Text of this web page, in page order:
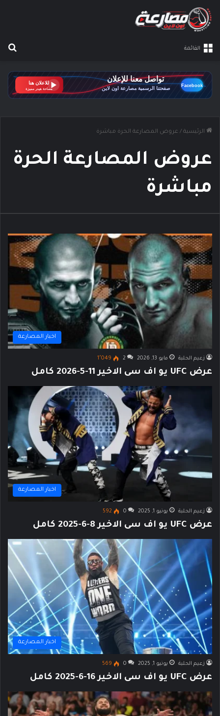
القائمة
الرئيسية / عروض المصارعة الحرة مباشرة
عروض المصارعة الحرة
مباشرة
اخبار المصارعة
زعيم الحلبة مايو 13, 2026 2 1٬049
عرض UFC يو اف سى الاخير 11-5-2026 كامل
اخبار المصارعة
زعيم الحلبة يونيو 1, 2025 0
592
عرض UFC يو اف سى الاخير 8-6-2025 كامل
اخبار المصارعة
زعيم الحلبة يونيو 1, 2025 0
569
عرض UFC يو اف سى الاخير 16-6-2025 كامل